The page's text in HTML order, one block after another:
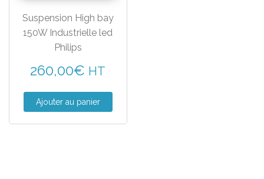
Suspension High bay
150W Industrielle led
Philips
260,00€ HT
Ajouter au panier